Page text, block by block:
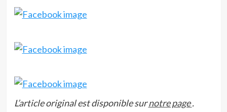
L’article original est disponible surnotre page.